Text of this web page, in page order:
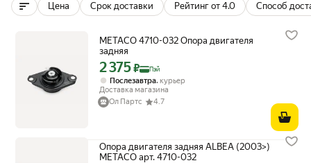
Цена Срок доставки Рейтинг от 4.0 Способ
METACO 4710-032 Опора двигателя
задняя
Цена с картой Яндекс Пэй 2375 ₽ вместо
2 375₽ Пэй
Послезавтра, курьер
Доставка магазина
Ол Партс
4.7
Опора двигателя задняя ALBEA (2003>)
METACO арт. 4710-032